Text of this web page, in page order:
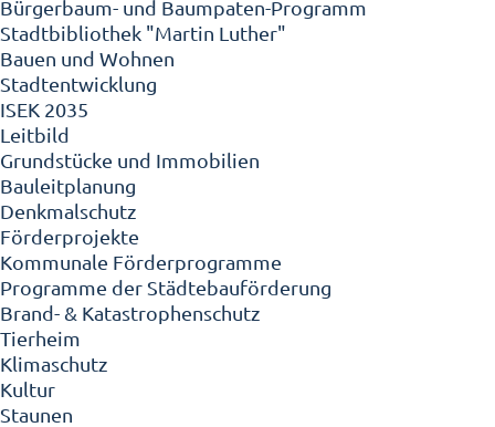
Bürgerbaum- und Baumpaten-Programm
Stadtbibliothek "Martin Luther"
Bauen und Wohnen
Stadtentwicklung
ISEK 2035
Leitbild
Grundstücke und Immobilien
Bauleitplanung
Denkmalschutz
Förderprojekte
Kommunale Förderprogramme
Programme der Städtebauförderung
Brand- & Katastrophenschutz
Tierheim
Klimaschutz
Kultur
Staunen